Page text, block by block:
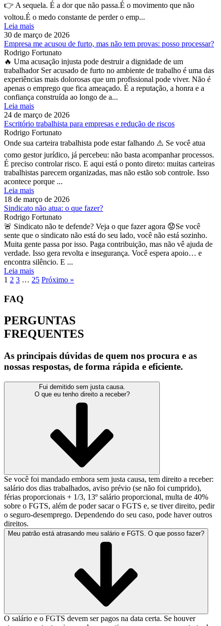
👉 A sequela. É a dor que não passa.É o movimento que não
voltou.É o medo constante de perder o emp...
Leia mais
30 de março de 2026
Empresa me acusou de furto, mas não tem provas: posso processar?
Rodrigo Fortunato
🔥 Uma acusação injusta pode destruir a dignidade de um
trabalhador Ser acusado de furto no ambiente de trabalho é uma das
experiências mais dolorosas que um profissional pode viver. Não é
apenas o emprego que fica ameaçado. É a reputação, a honra e a
confiança construída ao longo de a...
Leia mais
24 de março de 2026
Escritório trabalhista para empresas e redução de riscos
Rodrigo Fortunato
Onde sua carteira trabalhista pode estar falhando ⚠️ Se você atua
como gestor jurídico, já percebeu: não basta acompanhar processos.
É preciso controlar risco. E aqui está o ponto direto: muitas carteiras
trabalhistas parecem organizadas, mas não estão sob controle. Isso
acontece porque ...
Leia mais
18 de março de 2026
Sindicato não atua: o que fazer?
Rodrigo Fortunato
🚨 Sindicato não te defende? Veja o que fazer agora 😟Se você
sente que o sindicato não está do seu lado, você não está sozinho.
Muita gente passa por isso. Paga contribuição, mas não vê ajuda de
verdade. Isso gera revolta e insegurança. Você espera apoio… e
encontra silêncio. E ...
Leia mais
1 2 3 … 25 Próximo »
FAQ
PERGUNTAS
FREQUENTES
As principais dúvidas de quem nos procura e as
nossas respostas, de forma rápida e eficiente.
Fui demitido sem justa causa.
O que eu tenho direito a receber?
Se você foi mandado embora sem justa causa, tem direito a receber:
salário dos dias trabalhados, aviso prévio (se não foi cumprido),
férias proporcionais + 1/3, 13º salário proporcional, multa de 40%
sobre o FGTS, além de poder sacar o FGTS e, se tiver direito, pedir
o seguro-desemprego. Dependendo do seu caso, pode haver outros
direitos.
Meu patrão está atrasando meu salário e FGTS. O que posso fazer?
O salário e o FGTS devem ser pagos na data certa. Se houver